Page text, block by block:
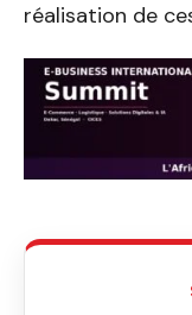
réalisation de